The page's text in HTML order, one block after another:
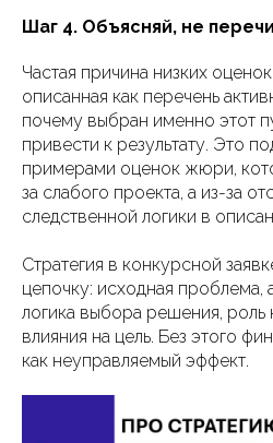
Шаг 4. Объясняй, не
Частая причина низких
описанная как перечень
почему выбран именно этот
привести к результату. Это
примерами оценок жюри,
за слабого проекта, а из-за
следственной логики в
Стратегия в конкурсной
цепочку: исходная проблема,
логика выбора решения, роль
влияния на цель. Без этого
как неуправляемый эффект.